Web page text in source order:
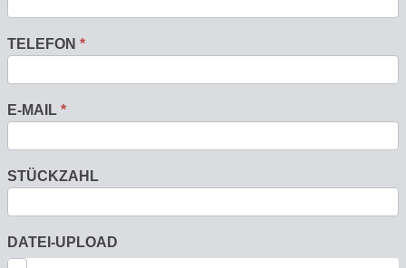
TELEFON *
E-MAIL *
STÜCKZAHL
DATEI-UPLOAD